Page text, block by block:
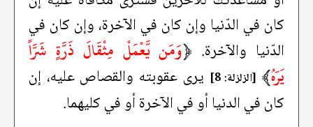
كان في الدّنيا وإن كان في الآخرة، وإن كان في
الدّنيا والآخرة. ﴿وَمَن يَّعْمَلْ مِثْقَالَ ذَرَّةٍ شَرَّاً
يَرَهُ﴾ [الزلزلة: 8]
يرى عقوبته والقصاص عليه، إن
كان في الدنيا أو في الآخرة أو في كليهما.